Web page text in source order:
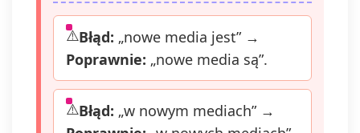
Błąd: „nowe media jest” →
Poprawnie: „nowe media są”.
Błąd: „w nowym mediach” →